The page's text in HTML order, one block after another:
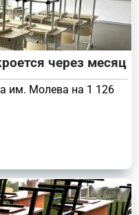
через месяц
им. Молева на 1 126